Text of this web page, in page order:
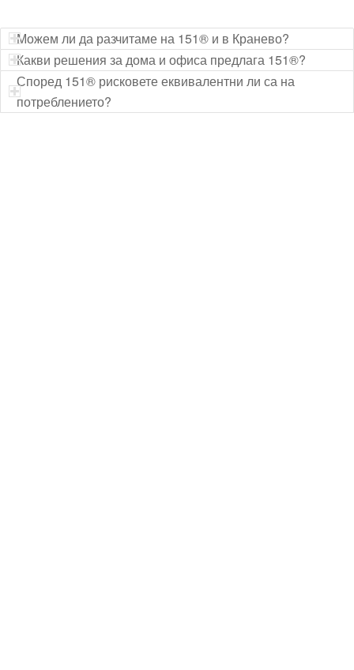
Можем ли да разчитаме на 151® и в Кранево?
Какви решения за дома и офиса предлага 151®?
Според 151® рисковете еквивалентни ли са на
потреблението?